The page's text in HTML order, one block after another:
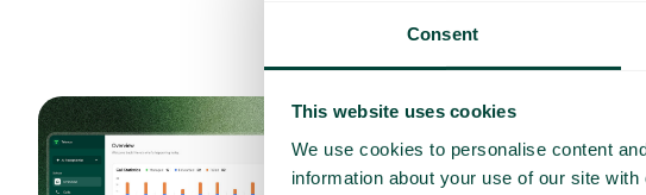
Consent
This website uses cookies
We use cookies to personalise content
information about your use of our site